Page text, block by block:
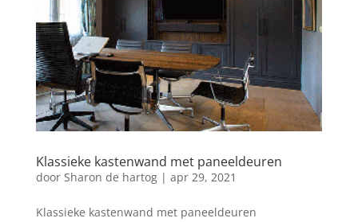
Klassieke kastenwand met paneeldeuren
door Sharon de hartog| apr 29, 2021
Klassieke kastenwand met paneeldeuren